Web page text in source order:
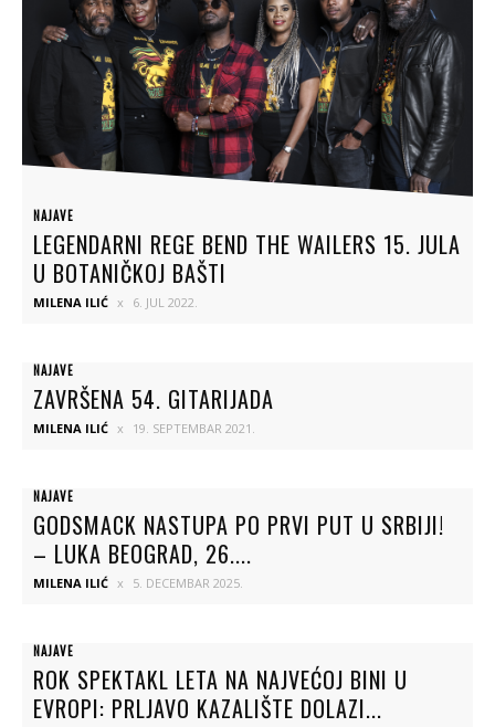
NAJAVE
LEGENDARNI REGE BEND THE WAILERS 15. JULA
U BOTANIČKOJ BAŠTI
MILENA ILIĆ 6. JUL 2022.
NAJAVE
ZAVRŠENA 54. GITARIJADA
MILENA ILIĆ 19. SEPTEMBAR 2021.
NAJAVE
GODSMACK NASTUPA PO PRVI PUT U SRBIJI!
– LUKA BEOGRAD, 26....
MILENA ILIĆ 5. DECEMBAR 2025.
NAJAVE
ROK SPEKTAKL LETA NA NAJVEĆOJ BINI U
EVROPI: PRLJAVO KAZALIŠTE DOLAZI...